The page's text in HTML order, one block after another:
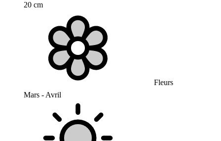
20 cm
Fleurs
Mars - Avril